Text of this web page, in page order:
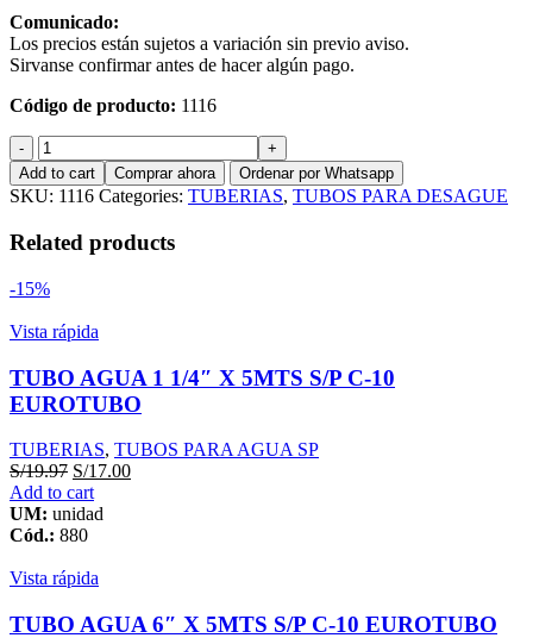
Comunicado:
Los precios están sujetos a variación sin previo aviso.
Sirvanse confirmar antes de hacer algún pago.
Código de producto: 1116
TUBO
DESAGUE
4"
X
3MTS
PESADO
quantity
Add to cart Comprar ahora Ordenar por Whatsapp
SKU: 1116 Categories: TUBERIAS, TUBOS PARA DESAGUE
Related products
-15%
Vista rápida
TUBO AGUA 1 1/4″ X 5MTS S/P C-10
EUROTUBO
TUBERIAS, TUBOS PARA AGUA SP
S/19.97 S/17.00
Add to cart
UM: unidad
Cód.: 880
Vista rápida
TUBO AGUA 6″ X 5MTS S/P C-10 EUROTUBO